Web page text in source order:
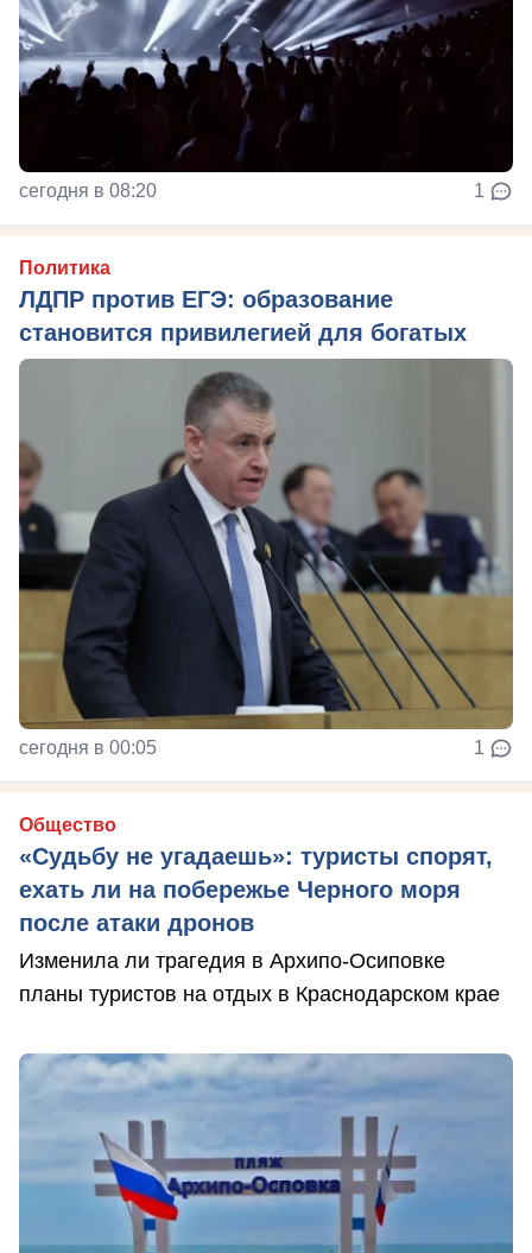
сегодня в 08:20 1
Политика
ЛДПР против ЕГЭ: образование
становится привилегией для богатых
сегодня в 00:05 1
Общество
«Судьбу не угадаешь»: туристы спорят,
ехать ли на побережье Черного моря
после атаки дронов
Изменила ли трагедия в Архипо-Осиповке
планы туристов на отдых в Краснодарском крае